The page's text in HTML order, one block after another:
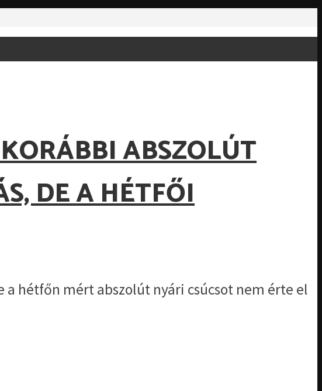
ABSZOLÚT
DE A HÉTFŐI
a hétfőn mért abszolút nyári csúcsot nem érte el